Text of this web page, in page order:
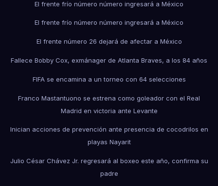
El frente frío número número ingresará a México
El frente frío número número ingresará a México
El frente número 26 dejará de afectar a México
Fallece Bobby Cox, exmánager de Atlanta Braves, a los 84 años
FIFA se encamina a un torneo con 64 selecciones
Franco Mastantuono se estrena como goleador con el Real
Madrid en victoria ante Levante
Inician acciones de prevención ante presencia de cocodrilos en
playas Nayarit
Julio César Chávez Jr. regresará al boxeo este año, confirma su
padre